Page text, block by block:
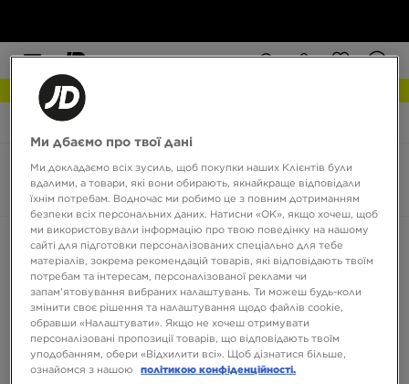
JD Sports
Converse Star Player 76
0 товарів
Сортувати:Рекомендовані Фільтрувати
Ми дбаємо про твої дані
Ми докладаємо всіх зусиль, щоб покупки наших Клієнтів були
вдалими, а товари, які вони обирають, якнайкраще відповідали
їхнім потребам. Водночас ми робимо це з повним дотриманням
безпеки всіх персональних даних. Натисни «OK», якщо хочеш, щоб
ми використовували інформацію про твою поведінку на нашому
сайті для підготовки персоналізованих спеціально для тебе
матеріалів, зокрема рекомендацій товарів, які відповідають твоїм
потребам та інтересам, персоналізованої реклами чи
запам’ятовування вибраних налаштувань. Ти можеш будь-коли
змінити своє рішення та налаштування щодо файлів cookie,
обравши «Налаштувати». Якщо не хочеш отримувати
персоналізовані пропозиції товарів, що відповідають твоїм
уподобанням, обери «Відхилити всі». Щоб дізнатися більше,
ознайомся з нашою
політикою конфіденційності.